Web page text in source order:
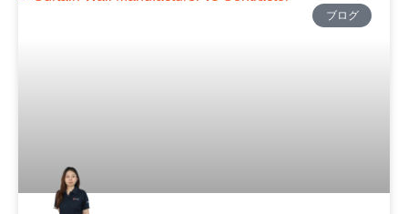
ブログ